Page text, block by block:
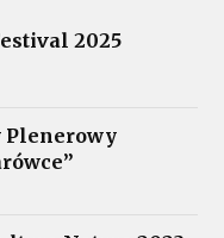
2025
Plenerowy